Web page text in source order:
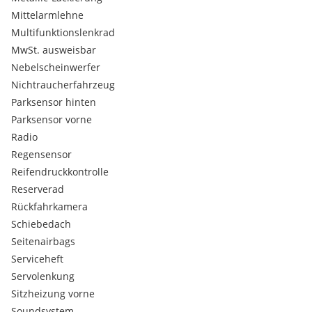
ALLES AUS EINER HAND - Sie profitieren von über 20 Jahren
Berufserfahrung in der KFZ-Branche!
Finanzierung – Versicherung – Zustellung
Besichtigungstermine NUR nach telefonischer
Vereinbarung!
Mittelarmlehne
Multifunktionslenkrad
MwSt. ausweisbar
Nebelscheinwerfer
Nichtraucherfahrzeug
Parksensor hinten
Parksensor vorne
Radio
Regensensor
Reifendruckkontrolle
Reserverad
Rückfahrkamera
Schiebedach
Seitenairbags
Serviceheft
Servolenkung
Sitzheizung vorne